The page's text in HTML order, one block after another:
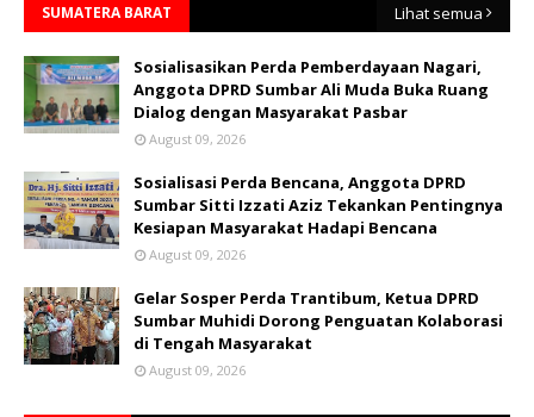
SUMATERA BARAT Lihat semua
Sosialisasikan Perda Pemberdayaan Nagari,
Anggota DPRD Sumbar Ali Muda Buka Ruang
Dialog dengan Masyarakat Pasbar
August 09, 2026
Sosialisasi Perda Bencana, Anggota DPRD
Sumbar Sitti Izzati Aziz Tekankan Pentingnya
Kesiapan Masyarakat Hadapi Bencana
August 09, 2026
Gelar Sosper Perda Trantibum, Ketua DPRD
Sumbar Muhidi Dorong Penguatan Kolaborasi
di Tengah Masyarakat
August 09, 2026